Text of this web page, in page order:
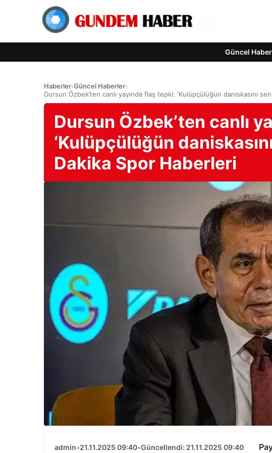
Güncel
Haberler›Güncel Haberler›
Dursun Özbek’ten canlı yayında flaş tepki: ‘Kulüpçülüğün daniskasını
Dursun Özbek’ten canlı
‘Kulüpçülüğün
Dakika Spor Haberleri
admin•21.11.2025 09:40•Güncellendi: 21.11.2025 09:40